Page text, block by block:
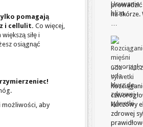
pomagają
i cellulit. Co więcej,
siłę i
osiągnąć
możliwości, aby
prowadzić
na skórze.
…
uda –
sylwetki
kluczowy
zdrowej